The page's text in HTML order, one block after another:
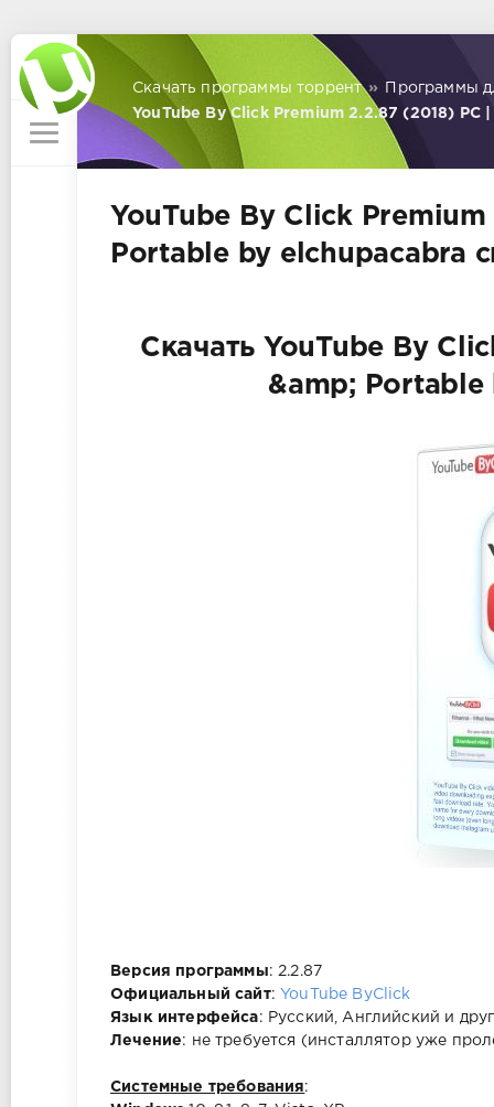
Скачать программы торрент »
Программы
YouTube By Click Premium 2.2.87 (2018) PC
YouTube By Click
Portable by elchupacabra
Скачать YouTube By
&amp; Portable
Версия программы: 2.2.87
Официальный сайт: YouTube ByClick
Язык интерфейса: Русский, Английский и
Лечение: не требуется (инсталлятор уже
Системные требования: